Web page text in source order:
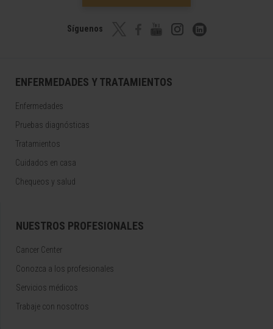
Síguenos
ENFERMEDADES Y TRATAMIENTOS
Enfermedades
Pruebas diagnósticas
Tratamientos
Cuidados en casa
Chequeos y salud
NUESTROS PROFESIONALES
Cancer Center
Conozca a los profesionales
Servicios médicos
Trabaje con nosotros